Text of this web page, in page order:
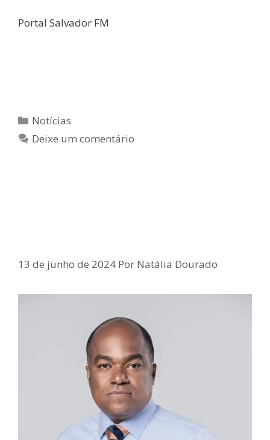
Portal Salvador FM
Notícias
Deixe um comentário
13 de junho de 2024 Por Natália Dourado